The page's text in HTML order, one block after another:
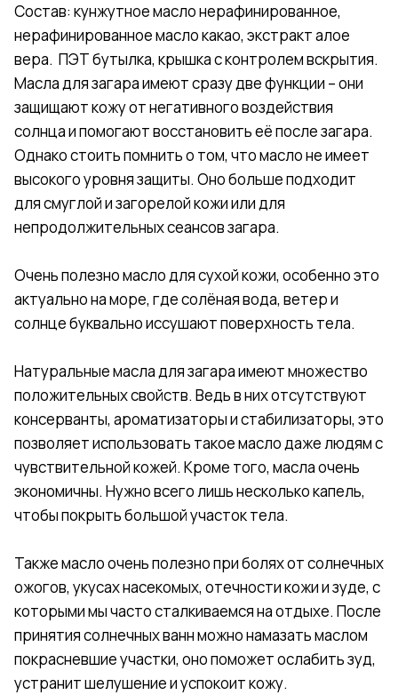
Состав: кунжутное масло нерафинированное,
нерафинированное масло какао, экстракт алое
вера. ПЭТ бутылка, крышка с контролем вскрытия.
Масла для загара имеют сразу две функции – они
защищают кожу от негативного воздействия
солнца и помогают восстановить её после загара.
Однако стоить помнить о том, что масло не имеет
высокого уровня защиты. Оно больше подходит
для смуглой и загорелой кожи или для
непродолжительных сеансов загара.
Очень полезно масло для сухой кожи, особенно это
актуально на море, где солёная вода, ветер и
солнце буквально иссушают поверхность тела.
Натуральные масла для загара имеют множество
положительных свойств. Ведь в них отсутствуют
консерванты, ароматизаторы и стабилизаторы, это
позволяет использовать такое масло даже людям с
чувствительной кожей. Кроме того, масла очень
экономичны. Нужно всего лишь несколько капель,
чтобы покрыть большой участок тела.
Также масло очень полезно при болях от солнечных
ожогов, укусах насекомых, отечности кожи и зуде, с
которыми мы часто сталкиваемся на отдыхе. После
принятия солнечных ванн можно намазать маслом
покрасневшие участки, оно поможет ослабить зуд,
устранит шелушение и успокоит кожу.